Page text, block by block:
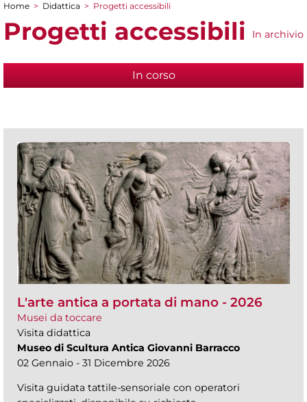
Tu sei qui
Home > Didattica > Progetti accessibili
Progetti accessibili In archivio
In corso(scheda attiva)
L'arte antica a portata di mano - 2026
Musei da toccare
Visita didattica
Museo di Scultura Antica Giovanni Barracco
02 Gennaio - 31 Dicembre 2026
Visita guidata tattile-sensoriale con operatori